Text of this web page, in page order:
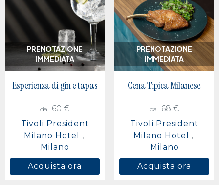
PRENOTAZIONE
IMMEDIATA
Esperienza di gin e tapas
da
60 €
Tivoli President
Milano Hotel
Milano
Acquista ora
PRENOTAZIONE
IMMEDIATA
Cena Tipica Milanese
da
68 €
Tivoli President
Milano Hotel
Milano
Acquista ora